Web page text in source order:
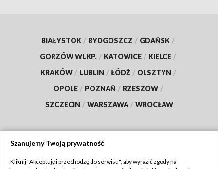
BIAŁYSTOK / BYDGOSZCZ / GDAŃSK /
GORZÓW WLKP. / KATOWICE / KIELCE /
KRAKÓW / LUBLIN / ŁÓDŹ / OLSZTYN /
OPOLE / POZNAŃ / RZESZÓW /
SZCZECIN / WARSZAWA / WROCŁAW
Szanujemy Twoją prywatność
Kliknij "Akceptuję i przechodzę do serwisu", aby wyrazić zgody na